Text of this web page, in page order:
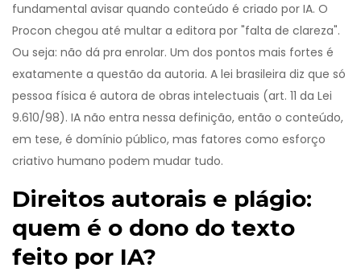
fundamental avisar quando conteúdo é criado por IA. O
Procon chegou até multar a editora por "falta de clareza".
Ou seja: não dá pra enrolar. Um dos pontos mais fortes é
exatamente a questão da autoria. A lei brasileira diz que só
pessoa física é autora de obras intelectuais (art. 11 da Lei
9.610/98). IA não entra nessa definição, então o conteúdo,
em tese, é domínio público, mas fatores como esforço
criativo humano podem mudar tudo.
Direitos autorais e plágio:
quem é o dono do texto
feito por IA?